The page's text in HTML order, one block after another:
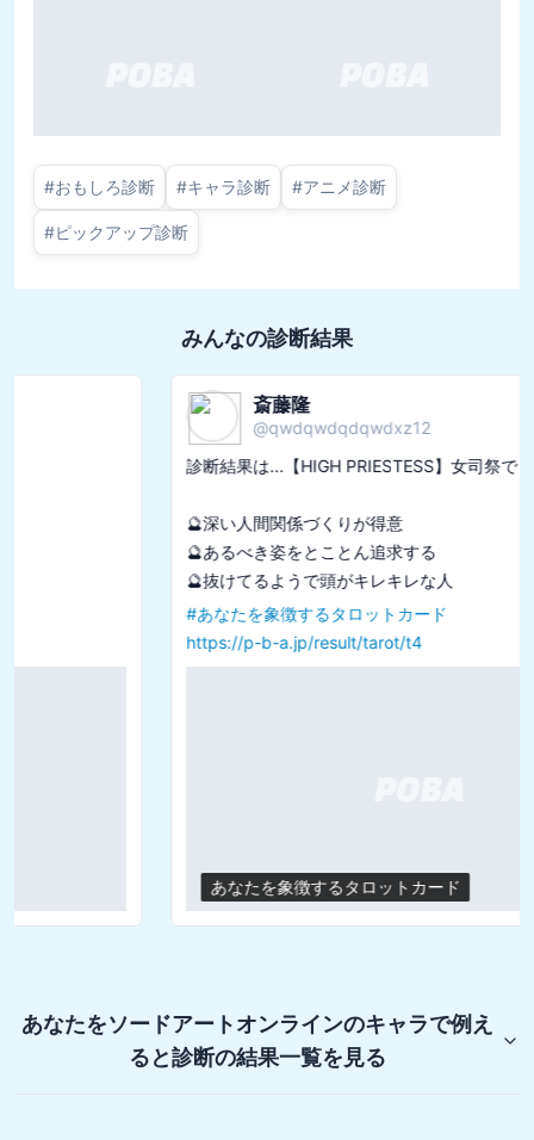
#おもしろ診断 #キャラ診断 #アニメ診断
#ピックアップ診断
みんなの診断結果
qwdqwdqdqwdxz12
診断結果は...【HIGH PRIESTESS】女司祭でした
🔮深い人間関係づくりが得意
🔮あるべき姿をとことん追求する
🔮抜けてるようで頭がキレキレな人
あなたを象徴するタロットカード
https://p-b-a.jp/result/tarot/t4
あなたを象徴するタロットカード
あなたをソードアートオンラインのキャラで例え
ると診断の結果一覧を見る